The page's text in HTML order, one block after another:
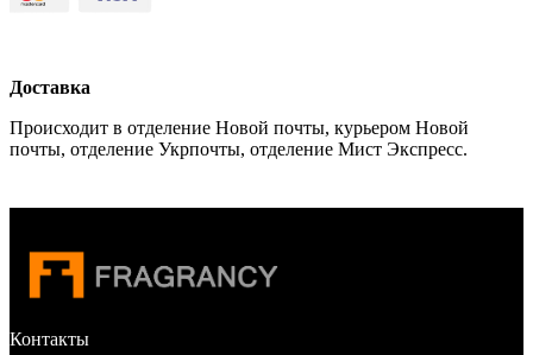
Доставка
Происходит в отделение Новой почты, курьером Новой
почты, отделение Укрпочты, отделение Мист Экспресс.
Контакты